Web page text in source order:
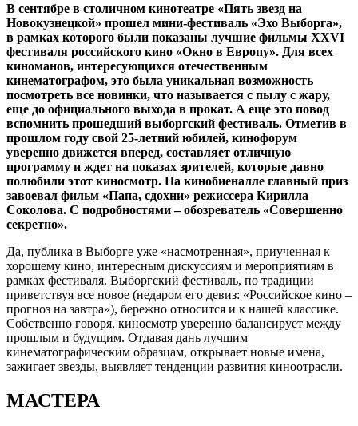
В сентябре в столичном кинотеатре «Пять звезд на
Новокузнецкой» прошел мини-фестиваль «Эхо Выборга»,
в рамках которого были показаны лучшие фильмы XXVI
фестиваля российского кино «Окно в Европу». Для всех
киноманов, интересующихся отечественным
кинематографом, это была уникальная возможность
посмотреть все новинки, что называется с пылу с жару,
еще до официального выхода в прокат. А еще это повод
вспомнить прошедший выборгский фестиваль. Отметив в
прошлом году свой 25-летний юбилей, кинофорум
уверенно движется вперед, составляет отличную
программу и ждет на показах зрителей, которые давно
полюбили этот киносмотр. На кинобиеналле главный приз
завоевал фильм «Папа, сдохни» режиссера Кирилла
Соколова. С подробностями – обозреватель «Совершенно
секретно».
Да, публика в Выборге уже «насмотренная», приученная к
хорошему кино, интересным дискуссиям и мероприятиям в
рамках фестиваля. Выборгский фестиваль, по традиции
приветствуя все новое (недаром его девиз: «Российское кино –
прогноз на завтра»), бережно относится и к нашей классике.
Собственно говоря, киносмотр уверенно балансирует между
прошлым и будущим. Отдавая дань лучшим
кинематографическим образцам, открывает новые имена,
зажигает звезды, выявляет тенденции развития киноотрасли.
МАСТЕРА